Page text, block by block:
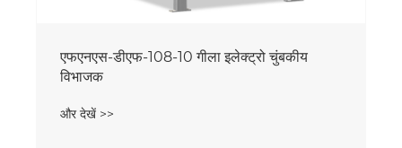
एफएनएस-डीएफ-108-10 गीला इलेक्ट्रो चुंबकीय
विभाजक
और देखें >>